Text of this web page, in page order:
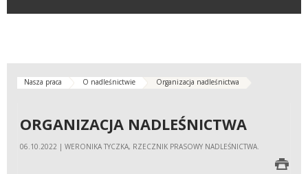
Nasza praca O nadleśnictwie Organizacja nadleśnictwa
ORGANIZACJA NADLEŚNICTWA
06.10.2022 | WERONIKA TYCZKA, RZECZNIK PRASOWY NADLEŚNICTWA.